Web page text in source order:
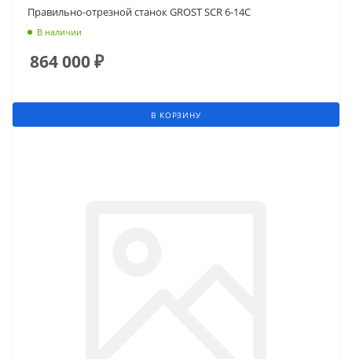
Правильно-отрезной станок GROST SCR 6-14C
В наличии
864 000₽
В КОРЗИНУ